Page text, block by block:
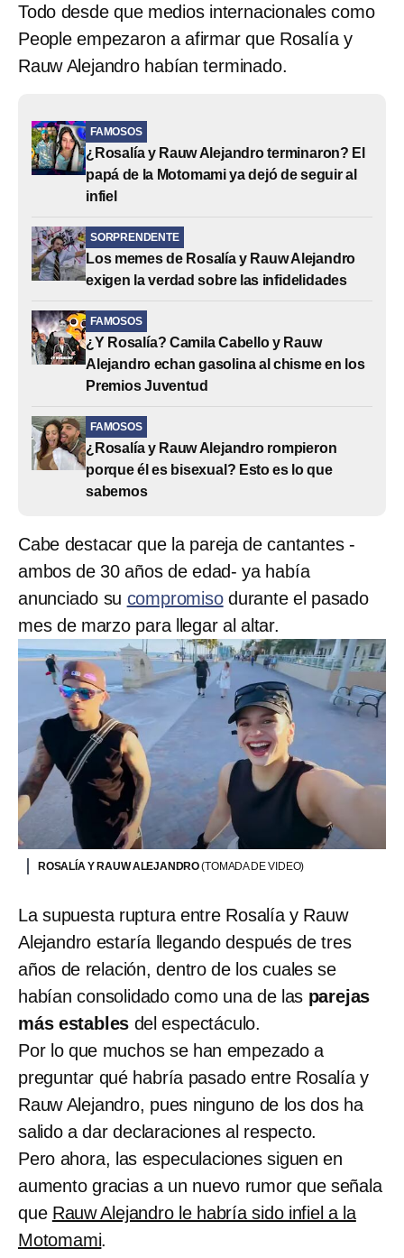
Todo desde que medios internacionales como
People empezaron a afirmar que Rosalía y
Rauw Alejandro habían terminado.
FAMOSOS
¿Rosalía y Rauw Alejandro terminaron? El
papá de la Motomami ya dejó de seguir al
infiel
SORPRENDENTE
Los memes de Rosalía y Rauw Alejandro
exigen la verdad sobre las infidelidades
FAMOSOS
¿Y Rosalía? Camila Cabello y Rauw
Alejandro echan gasolina al chisme en los
Premios Juventud
FAMOSOS
¿Rosalía y Rauw Alejandro rompieron
porque él es bisexual? Esto es lo que
sabemos
Cabe destacar que la pareja de cantantes -
ambos de 30 años de edad- ya había
anunciado su compromisodurante el pasado
mes de marzo para llegar al altar.
ROSALÍA Y RAUW ALEJANDRO(TOMADA DE VIDEO)
La supuesta ruptura entre Rosalía y Rauw
Alejandro estaría llegando después de tres
años de relación, dentro de los cuales se
habían consolidado como una de las parejas
más estables del espectáculo.
Por lo que muchos se han empezado a
preguntar qué habría pasado entre Rosalía y
Rauw Alejandro, pues ninguno de los dos ha
salido a dar declaraciones al respecto.
Pero ahora, las especulaciones siguen en
aumento gracias a un nuevo rumor que señala
que Rauw Alejandro le habría sido infiel a la
Motomami.